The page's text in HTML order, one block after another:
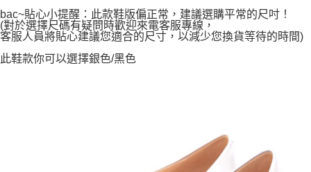
bac~貼心小提醒：此款鞋版偏正常，建議選購平常的尺吋！
(對於選擇尺碼有疑問時歡迎來電客服專線，
客服人員將貼心建議您適合的尺寸，以減少您換貨等待的時間)
此鞋款你可以選擇銀色/黑色